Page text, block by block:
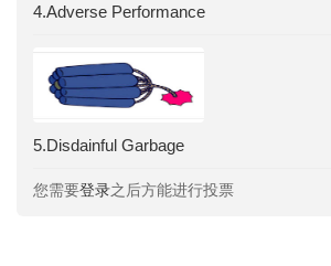
4.Adverse Performance
5.Disdainful Garbage
您需要登录之后方能进行投票